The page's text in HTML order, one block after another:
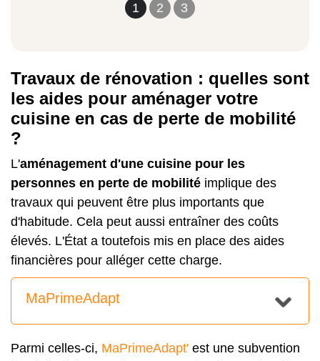
1 2 3
Travaux de rénovation : quelles sont
les aides pour aménager votre
cuisine en cas de perte de mobilité
?
L'aménagement d'une cuisine pour les
personnes en perte de mobilité implique des
travaux qui peuvent être plus importants que
d'habitude. Cela peut aussi entraîner des coûts
élevés. L'État a toutefois mis en place des aides
financières pour alléger cette charge.
MaPrimeAdapt
Parmi celles-ci, MaPrimeAdapt' est une subvention